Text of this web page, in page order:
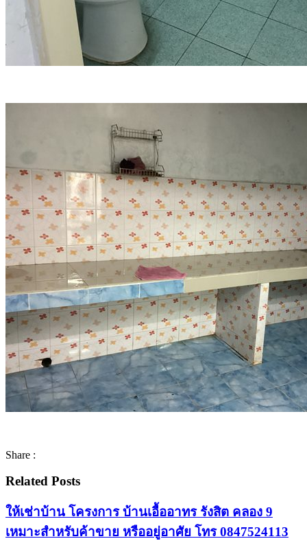
Share :
Related Posts
ให้เช่าบ้าน โครงการ บ้านเอื้ออาทร รังสิต คลอง 9
เหมาะสำหรับค้าขาย หรืออยู่อาศัย โทร 0847524113